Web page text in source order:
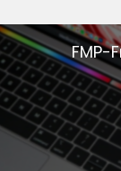
FMP-